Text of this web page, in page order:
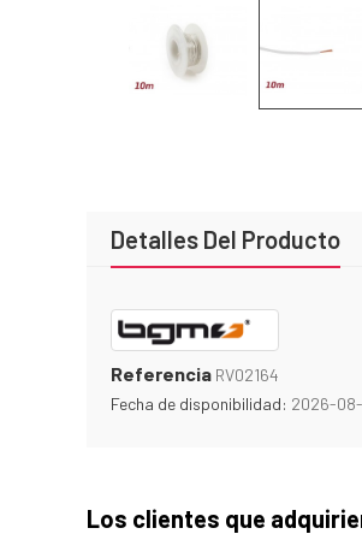
Detalles Del Producto
Referencia RV02164
Fecha de disponibilidad: 2026-
Los clientes que